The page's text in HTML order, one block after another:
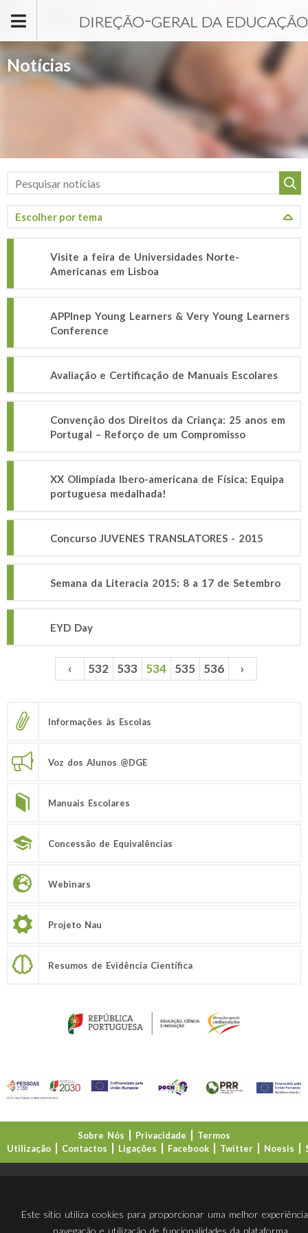
Notícias
Visite a feira de Universidades Norte-
Americanas em Lisboa
APPInep Young Learners & Very Young Learners
Conference
Avaliação e Certificação de Manuais Escolares
Convenção dos Direitos da Criança: 25 anos em
Portugal – Reforço de um Compromisso
XX Olimpíada Ibero-americana de Física: Equipa
portuguesa medalhada!
Concurso JUVENES TRANSLATORES - 2015
Semana da Literacia 2015: 8 a 17 de Setembro
EYD Day
Páginas ‹ 532 533 534 535 536 ›
Informações às Escolas
Voz dos Alunos @DGE
Manuais Escolares
Concessão de Equivalências
Webinars
Projeto Nau
Resumos de Evidência Científica
Sobre Nós Privacidade
Termos
Utilização
Contactos Ligações Facebook Twitter Noesis
Este sítio utiliza cookies para proporcionar uma melhor
navegação e utilização de funcionalidades da plataforma.